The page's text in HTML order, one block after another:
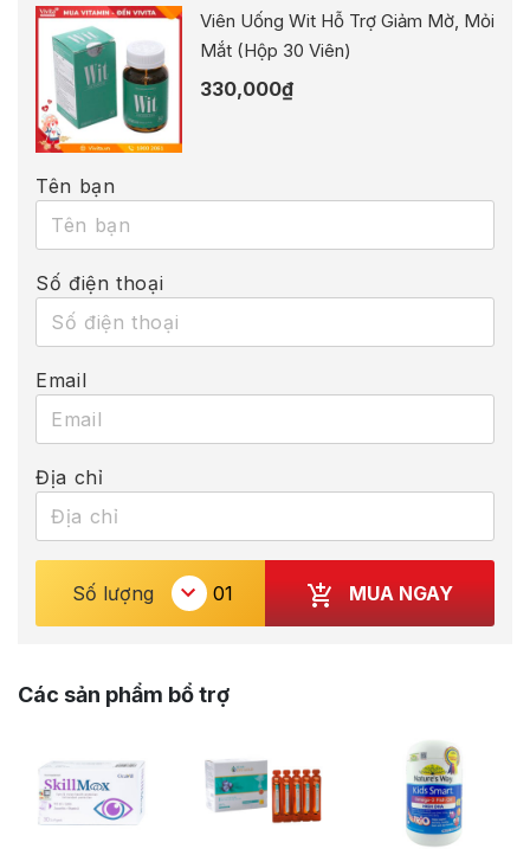
Viên Uống Wit Hỗ Trợ Giảm Mờ, Mỏi
Mắt (Hộp 30 Viên)
330,000₫
Tên bạn
Số điện thoại
Email
Địa chỉ
Số lượng MUA NGAY
Các sản phẩm bổ trợ